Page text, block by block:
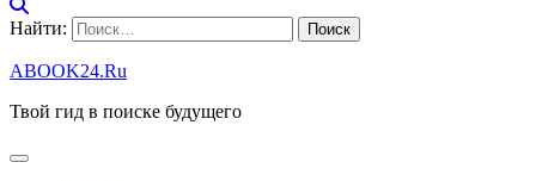
Найти:
ABOOK24.Ru
Твой гид в поиске будущего